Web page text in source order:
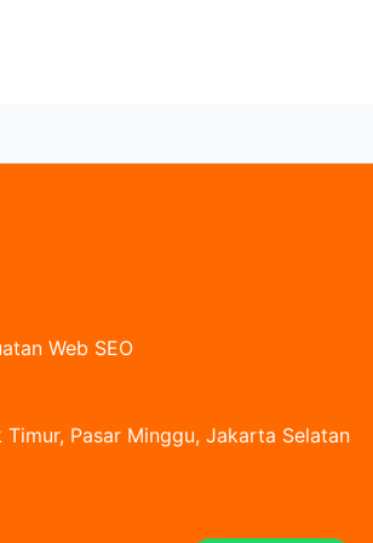
Web SEO
Pasar Minggu, Jakarta Selatan